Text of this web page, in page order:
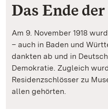
Das Ende
Am 9. November 1918
– auch in Baden und
dankten ab und in
Demokratie. Zugleich
Residenzschlösser zu
allen gehörten.